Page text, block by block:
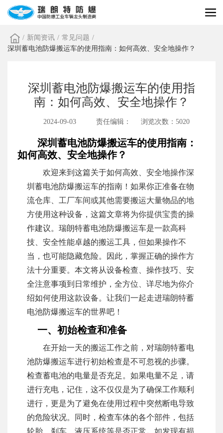
/ 新闻资讯 / 常见问题 /
深圳蓄电池防爆搬运车的使用指南：如何高效、安全地操作？
深圳蓄电池防爆搬运车的使用指
南：如何高效、安全地操作？
2024-09-03 责任编辑： 浏览次数：5020
深圳蓄电池防爆搬运车的使用指南：
如何高效、安全地操作？
欢迎来到这篇关于如何高效、安全地操作深
圳蓄电池防爆搬运车的指南！如果你正准备在物
流仓库、工厂车间或其他需要搬运大量物品的地
方使用这种设备，这篇文章将为你提供宝贵的操
作建议。瑞朗特蓄电池防爆搬运车是一款高科
技、安全性能卓越的搬运工具，但如果操作不
当，也可能隐藏危险。因此，掌握正确的操作方
法十分重要。本文将从设备检查、操作技巧、安
全注意事项到日常维护，全方位、详尽地为你介
绍如何使用这款设备。让我们一起走进瑞朗特蓄
电池防爆搬运车的世界吧！
一、初始检查和准备
在开始一天的搬运工作之前，对瑞朗特蓄电
池防爆搬运车进行初始检查是不可忽视的步骤。
检查蓄电池的电量是否充足。如果电量不足，请
进行充电，记住，这不仅仅是为了确保工作顺利
进行，更是为了避免在使用过程中突然断电导致
的危险状况。同时，检查车体的各个部件，包括
轮胎、刹车、液压系统等是否正常。如发现有损